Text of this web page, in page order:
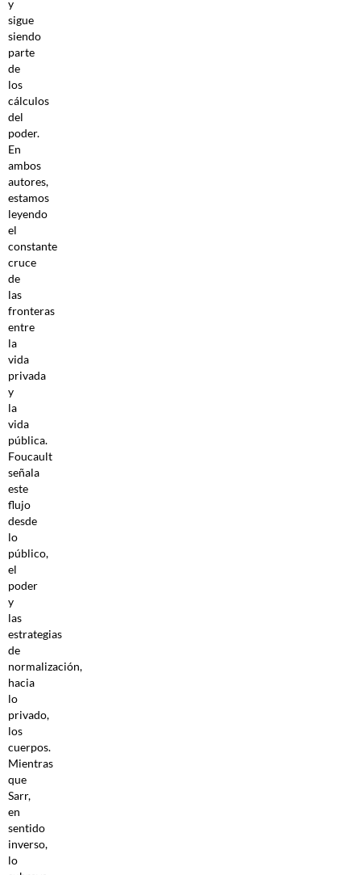
y
sigue
siendo
parte
de
los
cálculos
del
poder.
En
ambos
autores,
estamos
leyendo
el
constante
cruce
de
las
fronteras
entre
la
vida
privada
y
la
vida
pública.
Foucault
señala
este
flujo
desde
lo
público,
el
poder
y
las
estrategias
de
normalización,
hacia
lo
privado,
los
cuerpos.
Mientras
que
Sarr,
en
sentido
inverso,
lo